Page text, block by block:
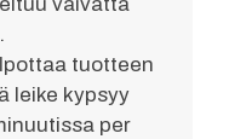
tuotteen
leike kypsyy
per